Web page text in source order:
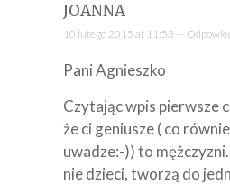
JOANNA
10 lutego 2015 at 11:53 —
Pani Agnieszko
Czytając wpis pierwsze
że ci geniusze ( co
uwadze:-)) to
nie dzieci, tworzą do